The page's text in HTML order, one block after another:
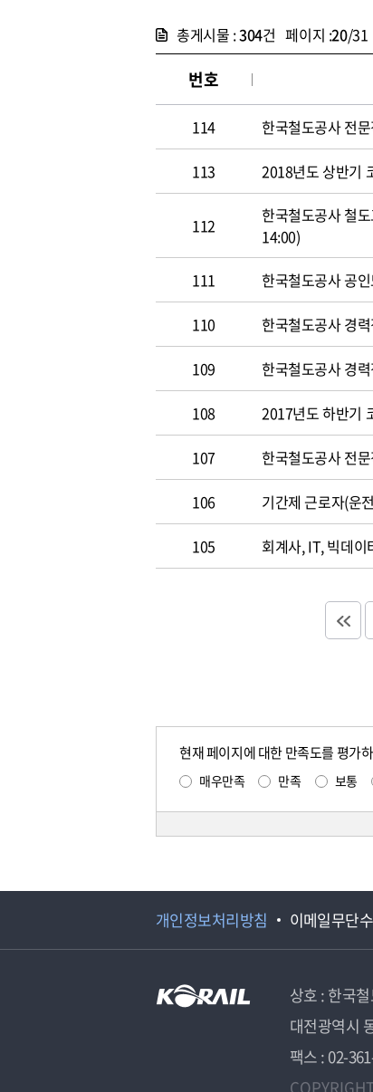
총게시물 :304건 페이지 :20/31
번호
114 한국철도공사 전
113 2018년도 상반기
112
한국철도공사 철
14:00)
111 한국철도공사 공
110 한국철도공사 경
109 한국철도공사 경
108 2017년도 하반기
107 한국철도공사 전
106 기간제 근로자(운
105 회계사, IT, 빅데
현재 페이지에 대한 만족도를 평가
매우만족 만족 보통
개인정보처리방침 이메일무단
상호 : 한국
대전광역시
팩스 : 02-